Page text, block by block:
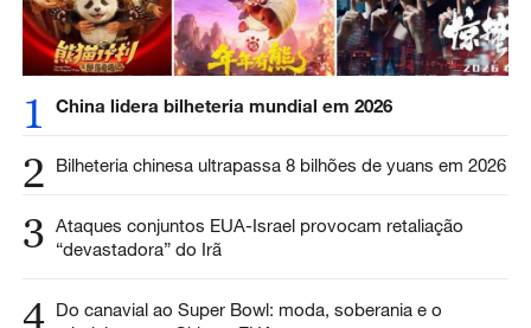
1 China lidera bilheteria mundial em 2026
2 Bilheteria chinesa ultrapassa 8 bilhões de yuans em 2026
3 Ataques conjuntos EUA-Israel provocam retaliação
“devastadora” do Irã
4 Do canavial ao Super Bowl: moda, soberania e o